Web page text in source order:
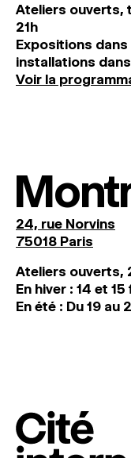
Ateliers ouverts,
21h
Expositions dans
installations
Voir la
24, rue Norvins
75018 Paris
Ateliers ouverts,
En hiver : 14 et
En été : Du 19 au